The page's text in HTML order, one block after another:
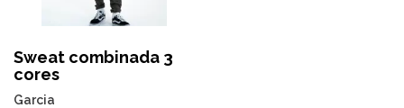
Sweat combinada 3
cores
Garcia